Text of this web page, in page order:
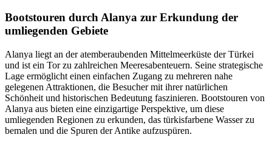
Bootstouren durch Alanya zur Erkundung der
umliegenden Gebiete
Alanya liegt an der atemberaubenden Mittelmeerküste der Türkei
und ist ein Tor zu zahlreichen Meeresabenteuern. Seine strategische
Lage ermöglicht einen einfachen Zugang zu mehreren nahe
gelegenen Attraktionen, die Besucher mit ihrer natürlichen
Schönheit und historischen Bedeutung faszinieren. Bootstouren von
Alanya aus bieten eine einzigartige Perspektive, um diese
umliegenden Regionen zu erkunden, das türkisfarbene Wasser zu
bemalen und die Spuren der Antike aufzuspüren.